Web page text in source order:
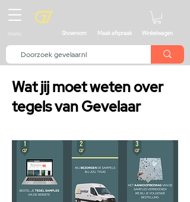
menu Showroom Maak afspraak Winkelwagen
Wat jij moet weten over
tegels van Gevelaar